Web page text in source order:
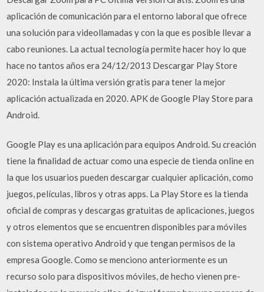
aplicación de comunicación para el entorno laboral que ofrece
una solución para videollamadas y con la que es posible llevar a
cabo reuniones. La actual tecnología permite hacer hoy lo que
hace no tantos años era 24/12/2013 Descargar Play Store
2020: Instala la última versión gratis para tener la mejor
aplicación actualizada en 2020. APK de Google Play Store para
Android.
Google Play es una aplicación para equipos Android. Su creación
tiene la finalidad de actuar como una especie de tienda online en
la que los usuarios pueden descargar cualquier aplicación, como
juegos, películas, libros y otras apps. La Play Store es la tienda
oficial de compras y descargas gratuitas de aplicaciones, juegos
y otros elementos que se encuentren disponibles para móviles
con sistema operativo Android y que tengan permisos de la
empresa Google. Como se menciono anteriormente es un
recurso solo para dispositivos móviles, de hecho vienen pre-